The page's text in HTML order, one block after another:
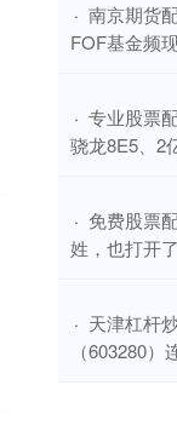
· 南京期货
FOF基金频
· 专业股票
骁龙8E5、2
· 免费股票
姓，也打开
· 天津杠杆
（603280